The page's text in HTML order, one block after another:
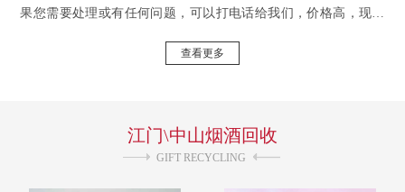
果您需要处理或有任何问题，可以打电话给我们，价格高，现金
收，以高价回收，我们将以高价提供良好的服务，欢迎致电咨
大革命.珍品茅台.酱瓶茅台.大小飞天茅台.红皮茅台和各种茅台回
查看更多
江门\中山烟酒回收
GIFT RECYCLING